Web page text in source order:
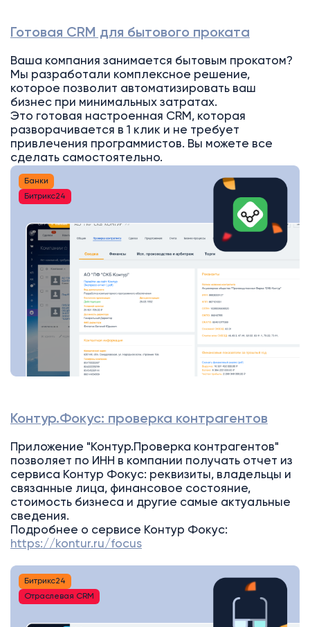
Готовая CRM для бытового проката
Ваша компания занимается бытовым прокатом?
Мы разработали комплексное решение,
которое позволит автоматизировать ваш
бизнес при минимальных затратах.
Это готовая настроенная CRM, которая
разворачивается в 1 клик и не требует
привлечения программистов. Вы можете все
сделать самостоятельно.
Банки
Битрикс24
Контур.Фокус: проверка контрагентов
Приложение "Контур.Проверка контрагентов"
позволяет по ИНН в компании получать отчет из
сервиса Контур Фокус: реквизиты, владельцы и
связанные лица, финансовое состояние,
стоимость бизнеса и другие самые актуальные
сведения.
Подробнее о сервисе Контур Фокус:
https://kontur.ru/focus
Битрикс24
Отраслевая CRM